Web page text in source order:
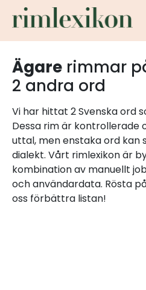
Ägare rimmar
2 andra ord
Vi har hittat 2 Svenska ord
Dessa rim är kontrollerade
uttal, men enstaka ord kan
dialekt. Vårt rimlexikon är
kombination av manuellt
och användardata. Rösta
oss förbättra listan!